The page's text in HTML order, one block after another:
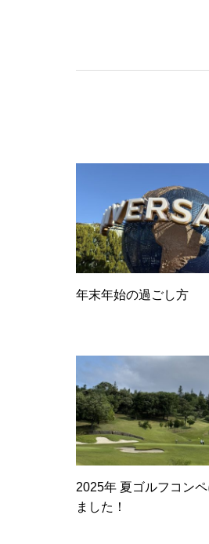
年末年始の過ごし方
2025年 夏ゴルフコン
ました！